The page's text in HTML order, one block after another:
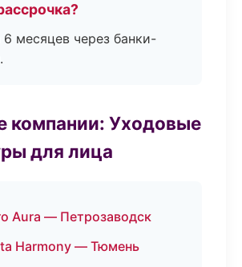
6 месяцев через банки-
компании: Уходовые
для лица
Aura — Петрозаводск
Harmony — Тюмень